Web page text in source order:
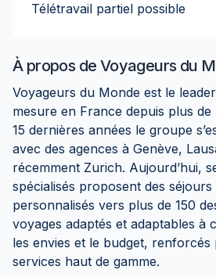
À propos de Voyageurs du
Voyageurs du Monde est le
mesure en France depuis plus
15 dernières années le groupe
avec des agences à Genève,
récemment Zurich. Aujourd’hui,
spécialisés proposent des
personnalisés vers plus de 150
voyages adaptés et adaptables à
les envies et le budget, renforcés
services haut de gamme.
Télétravail partiel possible